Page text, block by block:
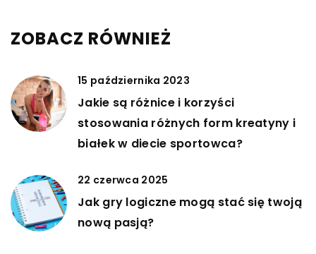
ZOBACZ RÓWNIEŻ
15 października 2023
Jakie są różnice i korzyści
stosowania różnych form kreatyny i
białek w diecie sportowca?
22 czerwca 2025
Jak gry logiczne mogą stać się twoją
nową pasją?